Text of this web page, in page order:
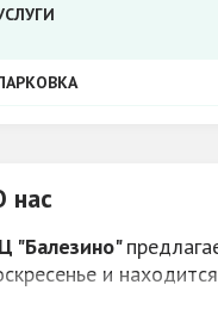
нас
"Балезино"
и